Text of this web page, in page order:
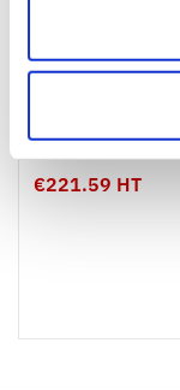
container
€221.59 HT